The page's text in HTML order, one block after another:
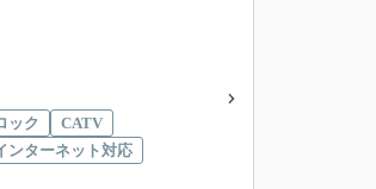
ック
CATV
ンターネット対応